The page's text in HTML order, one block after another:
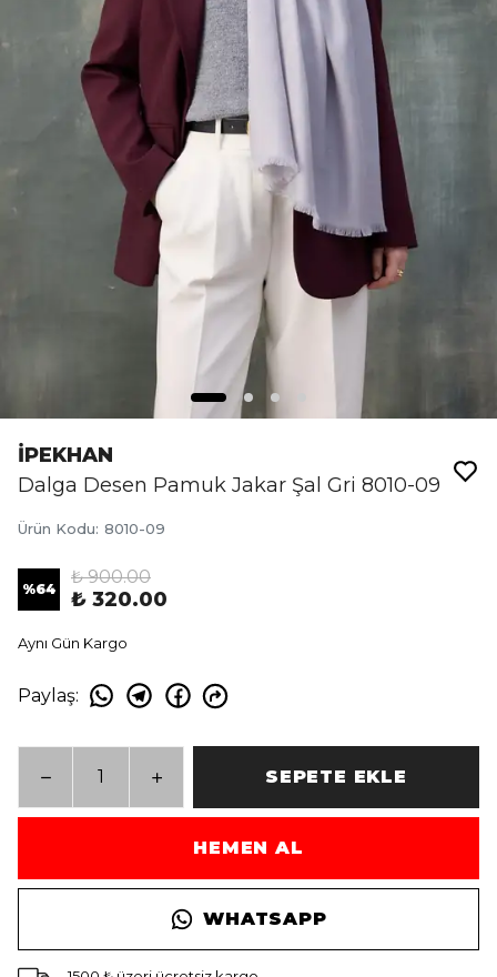
İPEKHAN
Dalga Desen Pamuk Jakar Şal Gri 8010-09
Ürün Kodu: 8010-09
%64
₺ 900.00
₺ 320.00
Aynı Gün Kargo
Paylaş:
SEPETE EKLE
HEMEN AL
WHATSAPP